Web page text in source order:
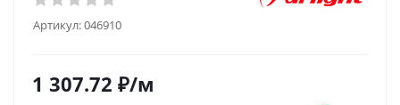
Артикул:046910
1 307.72 ₽/м